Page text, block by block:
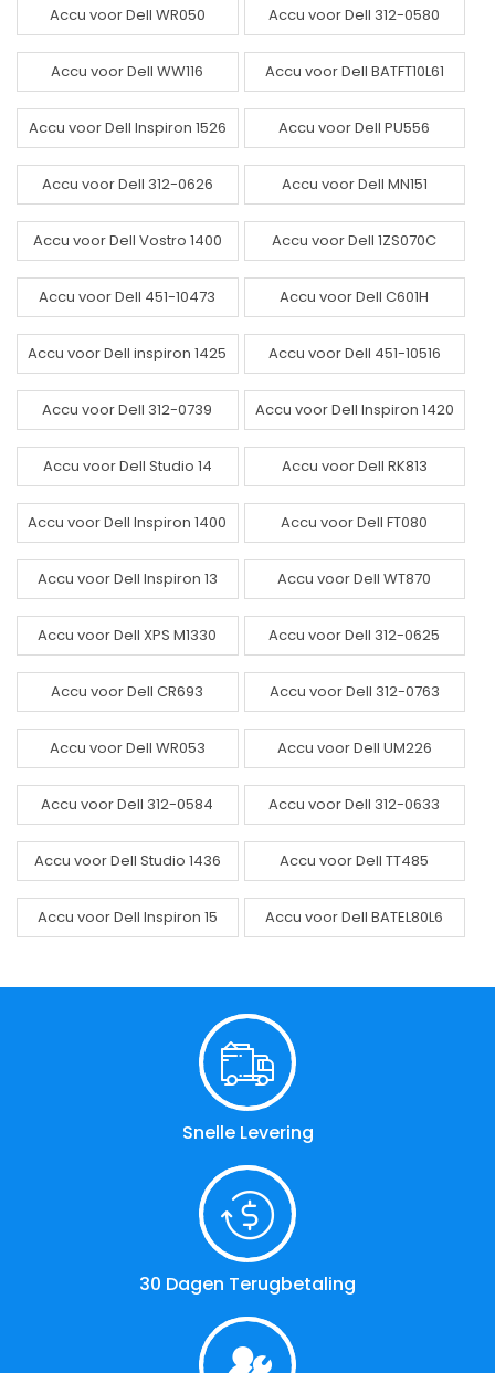
Accu voor Dell WR050 Accu voor Dell 312-0580
Accu voor Dell WW116 Accu voor Dell BATFT10L61
Accu voor Dell Inspiron 1526 Accu voor Dell PU556
Accu voor Dell 312-0626 Accu voor Dell MN151
Accu voor Dell Vostro 1400 Accu voor Dell 1ZS070C
Accu voor Dell 451-10473 Accu voor Dell C601H
Accu voor Dell inspiron 1425 Accu voor Dell 451-10516
Accu voor Dell 312-0739 Accu voor Dell Inspiron 1420
Accu voor Dell Studio 14 Accu voor Dell RK813
Accu voor Dell Inspiron 1400 Accu voor Dell FT080
Accu voor Dell Inspiron 13 Accu voor Dell WT870
Accu voor Dell XPS M1330 Accu voor Dell 312-0625
Accu voor Dell CR693 Accu voor Dell 312-0763
Accu voor Dell WR053 Accu voor Dell UM226
Accu voor Dell 312-0584 Accu voor Dell 312-0633
Accu voor Dell Studio 1436 Accu voor Dell TT485
Accu voor Dell Inspiron 15 Accu voor Dell BATEL80L6
Snelle Levering
30 Dagen Terugbetaling